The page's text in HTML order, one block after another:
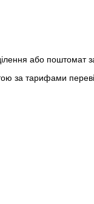
або поштомат
за тарифами